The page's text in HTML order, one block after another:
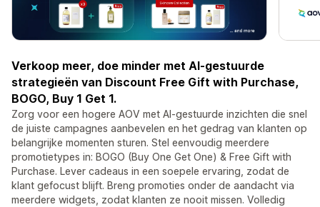
Verkoop meer, doe minder met AI-gestuurde
strategieën van Discount Free Gift with Purchase,
BOGO, Buy 1 Get 1.
Zorg voor een hogere AOV met AI-gestuurde inzichten die snel
de juiste campagnes aanbevelen en het gedrag van klanten op
belangrijke momenten sturen. Stel eenvoudig meerdere
promotietypes in: BOGO (Buy One Get One) & Free Gift with
Purchase. Lever cadeaus in een soepele ervaring, zodat de
klant gefocust blijft. Breng promoties onder de aandacht via
meerdere widgets, zodat klanten ze nooit missen. Volledig